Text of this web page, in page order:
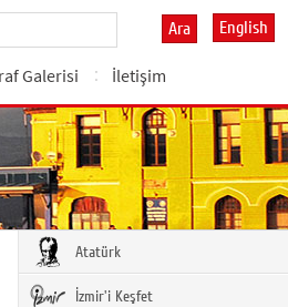
Ara English
Galerisi İletişim
Atatürk
İzmir'i Keşfet